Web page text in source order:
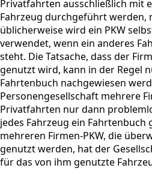
Privatfahrten ausschließlich mit
Fahrzeug durchgeführt werden,
üblicherweise wird ein PKW
verwendet, wenn ein anderes
steht. Die Tatsache, dass der
genutzt wird, kann in der Regel
Fahrtenbuch nachgewiesen
Personengesellschaft mehrere
Privatfahrten nur dann
jedes Fahrzeug ein Fahrtenbuch
mehreren Firmen-PKW, die
genutzt werden, hat der
für das von ihm genutzte